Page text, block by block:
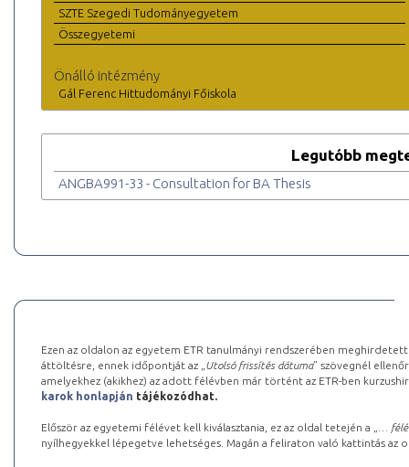
SZTE Szegedi Tudományegyetem
Összegyetemi
Önálló intézmény
Gál Ferenc Hittudományi Főiskola
Legutóbb
ANGBA991-33 - Consultation for BA Thesis
Ezen az oldalon az egyetem ETR tanulmányi rendszerében
áttöltésre, ennek időpontját az „ Utolsó frissítés dátuma” szövegnél
amelyekhez (akikhez) az adott félévben már történt az ETR-ben
karok honlapján tájékozódhat.
Először az egyetemi félévet kell kiválasztania, ez az oldal tetején a „
…
nyílhegyekkel lépegetve lehetséges. Magán a feliraton való kattintás az